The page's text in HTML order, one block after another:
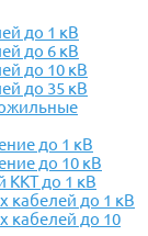
до 1 кВ
до 6 кВ
до 10 кВ
до 35 кВ
до 1 кВ
до 10 кВ
ККТ до 1 кВ
кабелей до 1 кВ
кабелей до 10